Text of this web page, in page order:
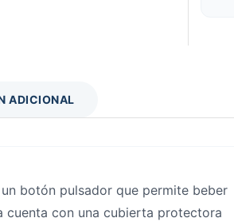
ADICIONAL
botón pulsador que permite beber
cuenta con una cubierta protectora